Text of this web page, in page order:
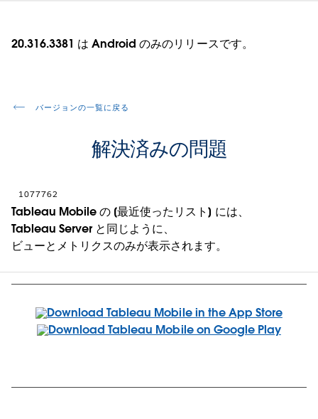
20.316.3381 は Android のみのリリースです。
バージョンの一覧に戻る
解決済みの問題
1077762
Tableau Mobile の [最近使ったリスト] には、
Tableau Server と同じように、
ビューとメトリクスのみが表示されます。